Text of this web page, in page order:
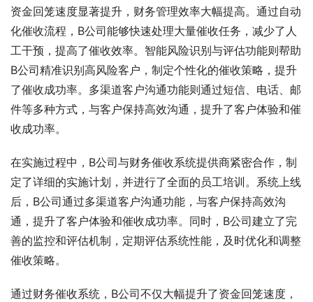
资金回笼速度显著提升，财务管理效率大幅提高。通过自动
化催收流程，B公司能够快速处理大量催收任务，减少了人
工干预，提高了催收效率。智能风险识别与评估功能则帮助
B公司精准识别高风险客户，制定个性化的催收策略，提升
了催收成功率。多渠道客户沟通功能则通过短信、电话、邮
件等多种方式，与客户保持高效沟通，提升了客户体验和催
收成功率。
在实施过程中，B公司与财务催收系统提供商紧密合作，制
定了详细的实施计划，并进行了全面的员工培训。系统上线
后，B公司通过多渠道客户沟通功能，与客户保持高效沟
通，提升了客户体验和催收成功率。同时，B公司建立了完
善的监控和评估机制，定期评估系统性能，及时优化和调整
催收策略。
通过财务催收系统，B公司不仅大幅提升了资金回笼速度，